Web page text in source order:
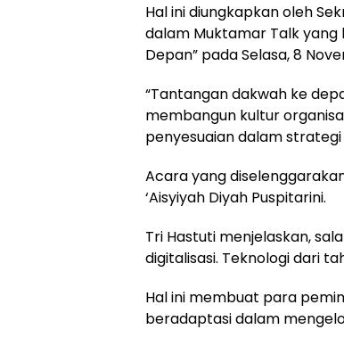
Hal ini diungkapkan oleh
dalam Muktamar Talk yang
Depan” pada Selasa, 8
“Tantangan dakwah ke
membangun kultur
penyesuaian dalam strategi
Acara yang
‘Aisyiyah Diyah Puspitarini.
Tri Hastuti menjelaskan,
digitalisasi. Teknologi dari
Hal ini membuat para
beradaptasi dalam